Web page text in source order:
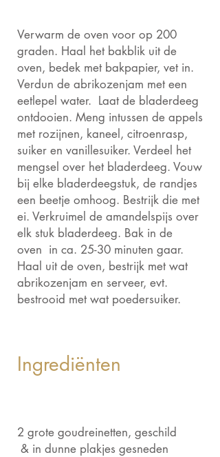
Ingrediënten
2 grote goudreinetten, geschild
& in dunne plakjes gesneden
Verwarm de oven voor op 200
graden. Haal het bakblik uit de
oven, bedek met bakpapier, vet in.
Verdun de abrikozenjam met een
eetlepel water. Laat de bladerdeeg
ontdooien. Meng intussen de appels
met rozijnen, kaneel, citroenrasp,
suiker en vanillesuiker. Verdeel het
mengsel over het bladerdeeg. Vouw
bij elke bladerdeegstuk, de randjes
een beetje omhoog. Bestrijk die met
ei. Verkruimel de amandelspijs over
elk stuk bladerdeeg. Bak in de
oven in ca. 25-30 minuten gaar.
Haal uit de oven, bestrijk met wat
abrikozenjam en serveer, evt.
bestrooid met wat poedersuiker.